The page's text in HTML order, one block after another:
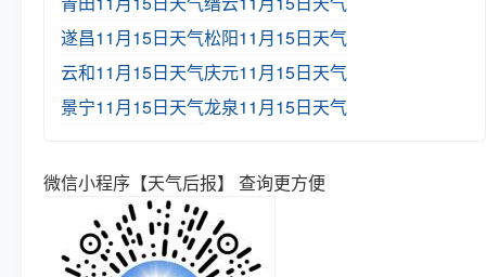
遂昌11月15日天气松阳11月15日天气
云和11月15日天气庆元11月15日天气
景宁11月15日天气龙泉11月15日天气
微信小程序【天气后报】 查询更方便